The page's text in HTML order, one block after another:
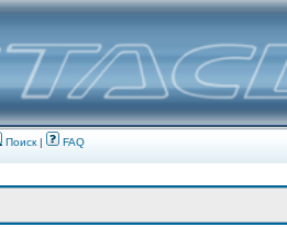
Поиск| FAQ